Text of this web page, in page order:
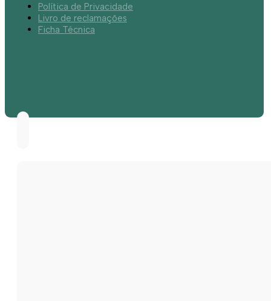
Política de Privacidade
Livro de reclamações
Ficha Técnica